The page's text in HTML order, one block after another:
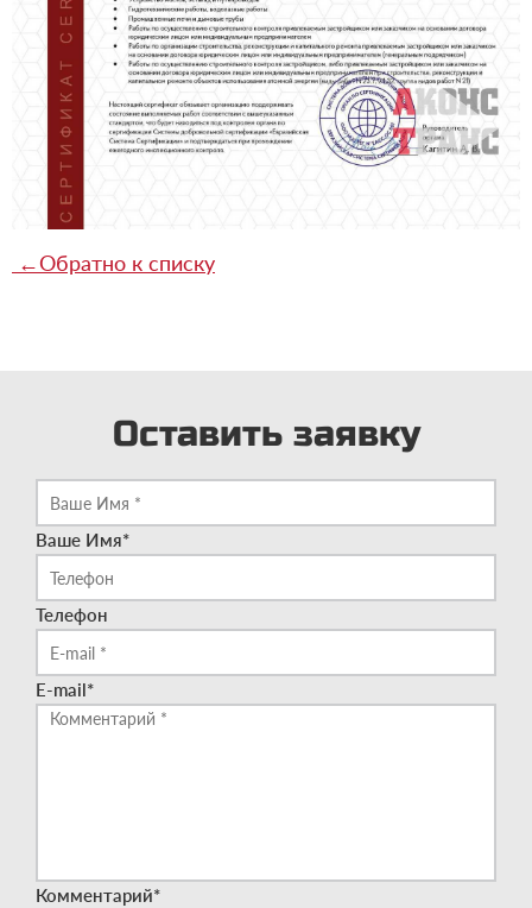
←Обратно к списку
Оставить заявку
Ваше Имя*
Телефон
E-mail*
Комментарий*